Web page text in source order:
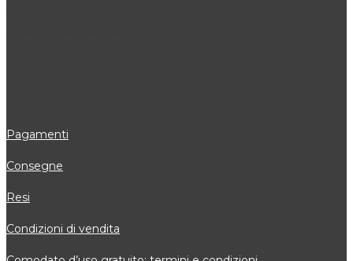
Pagamenti
Consegne
Resi
Condizioni di vendita